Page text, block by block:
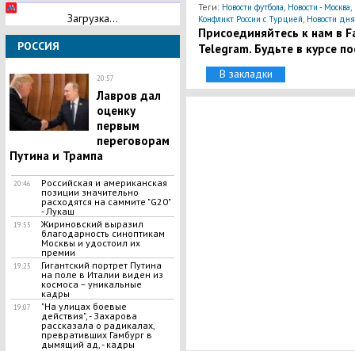
Загрузка...
РОССИЯ
20:57
Лавров дал
оценку
первым
переговорам
Путина и Трампа
20:46
Российская и американская
позиции значительно
расходятся на саммите "G20"
- Лукаш
19:55
​Жириновский выразил
благодарность синоптикам
Москвы и удостоил их
премии
19:25
Гигантский портрет Путина
на поле в Италии виден из
космоса – уникальные
кадры
19:07
"На улицах боевые
действия", - Захарова
рассказала о радикалах,
превративших Гамбург в
дымящий ад, - кадры
Теги: Новости футбола, Новости - Москва,
Конфликт России с Турцией, Новости дня
Присоединяйтесь к нам в
Telegram. Будьте в курсе
В закладки